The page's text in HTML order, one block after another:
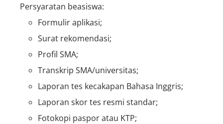
Persyaratan beasiswa:
Formulir aplikasi;
Surat rekomendasi;
Profil SMA;
Transkrip SMA/universitas;
Laporan tes kecakapan Bahasa Inggris;
Laporan skor tes resmi standar;
Fotokopi paspor atau KTP;